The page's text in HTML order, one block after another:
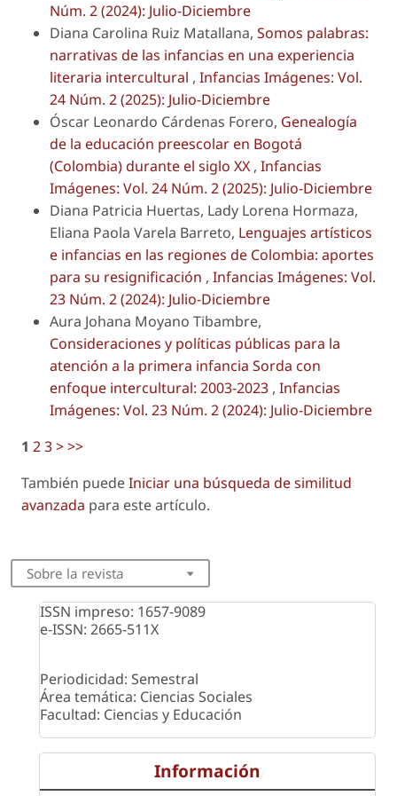
Núm. 2 (2024): Julio-Diciembre
Diana Carolina Ruiz Matallana, Somos palabras:
narrativas de las infancias en una experiencia
literaria intercultural , Infancias Imágenes: Vol.
24 Núm. 2 (2025): Julio-Diciembre
Óscar Leonardo Cárdenas Forero, Genealogía
de la educación preescolar en Bogotá
(Colombia) durante el siglo XX , Infancias
Imágenes: Vol. 24 Núm. 2 (2025): Julio-Diciembre
Diana Patricia Huertas, Lady Lorena Hormaza,
Eliana Paola Varela Barreto, Lenguajes artísticos
e infancias en las regiones de Colombia: aportes
para su resignificación , Infancias Imágenes: Vol.
23 Núm. 2 (2024): Julio-Diciembre
Aura Johana Moyano Tibambre,
Consideraciones y políticas públicas para la
atención a la primera infancia Sorda con
enfoque intercultural: 2003-2023 , Infancias
Imágenes: Vol. 23 Núm. 2 (2024): Julio-Diciembre
1 23>>>
También puedeIniciar una búsqueda de similitud
avanzada para este artículo.
Sobre la revista
ISSN impreso: 1657-9089
e-ISSN: 2665-511X
Periodicidad: Semestral
Área temática: Ciencias Sociales
Facultad: Ciencias y Educación
Información